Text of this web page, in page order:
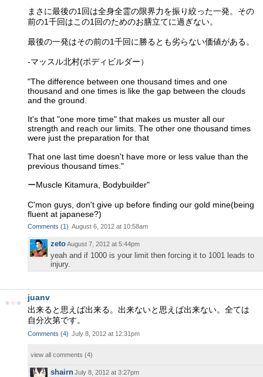
まさに最後の1回は全身全霊の限界力を振り絞った一発。その
前の1千回はこの1回のためのお膳立てに過ぎない。
最後の一発はその前の1千回に勝るとも劣らない価値がある。
-マッスル北村(ボディビルダー）
"The difference between one thousand times and one
thousand and one times is like the gap between the clouds
and the ground.
It's that "one more time" that makes us muster all our
strength and reach our limits. The other one thousand times
were just the preparation for that
That one last time doesn't have more or less value than the
previous thousand times."
ーMuscle Kitamura, Bodybuilder"
C'mon guys, don't give up before finding our gold mine(being
fluent at japanese?)
Comments (1) August 6, 2012 at 10:58am
zetoAugust 7, 2012 at 5:44pm
yeah and if 1000 is your limit then forcing it to 1001 leads to
injury.
juanv
出来ると思えば出来る。出来ないと思えば出来ない。全ては
自分次第です。
Comments (4) July 8, 2012 at 12:31pm
view all comments (4)
shairnJuly 8, 2012 at 3:27pm